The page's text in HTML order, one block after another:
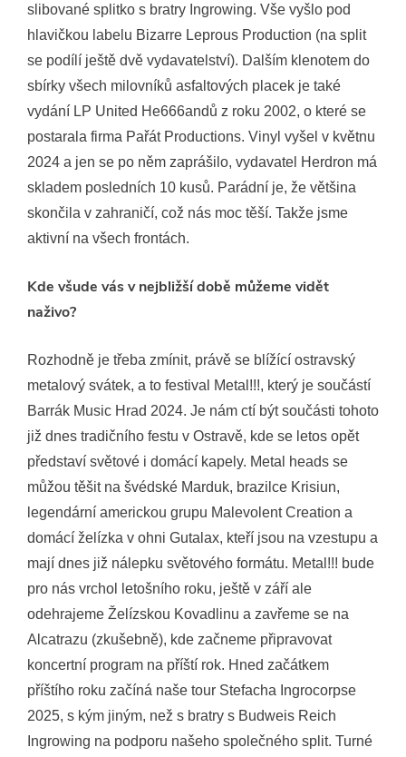
slibované splitko s bratry Ingrowing. Vše vyšlo pod
hlavičkou labelu Bizarre Leprous Production (na split
se podílí ještě dvě vydavatelství). Dalším klenotem do
sbírky všech milovníků asfaltových placek je také
vydání LP United He666andů z roku 2002, o které se
postarala firma Pařát Productions. Vinyl vyšel v květnu
2024 a jen se po něm zaprášilo, vydavatel Herdron má
skladem posledních 10 kusů. Parádní je, že většina
skončila v zahraničí, což nás moc těší. Takže jsme
aktivní na všech frontách.
Kde všude vás v nejbližší době můžeme vidět
naživo?
Rozhodně je třeba zmínit, právě se blížící ostravský
metalový svátek, a to festival Metal!!!, který je součástí
Barrák Music Hrad 2024. Je nám ctí být součásti tohoto
již dnes tradičního festu v Ostravě, kde se letos opět
představí světové i domácí kapely. Metal heads se
můžou těšit na švédské Marduk, brazilce Krisiun,
legendární americkou grupu Malevolent Creation a
domácí želízka v ohni Gutalax, kteří jsou na vzestupu a
mají dnes již nálepku světového formátu. Metal!!! bude
pro nás vrchol letošního roku, ještě v září ale
odehrajeme Želízskou Kovadlinu a zavřeme se na
Alcatrazu (zkušebně), kde začneme připravovat
koncertní program na příští rok. Hned začátkem
příštího roku začíná naše tour Stefacha Ingrocorpse
2025, s kým jiným, než s bratry s Budweis Reich
Ingrowing na podporu našeho společného split. Turné